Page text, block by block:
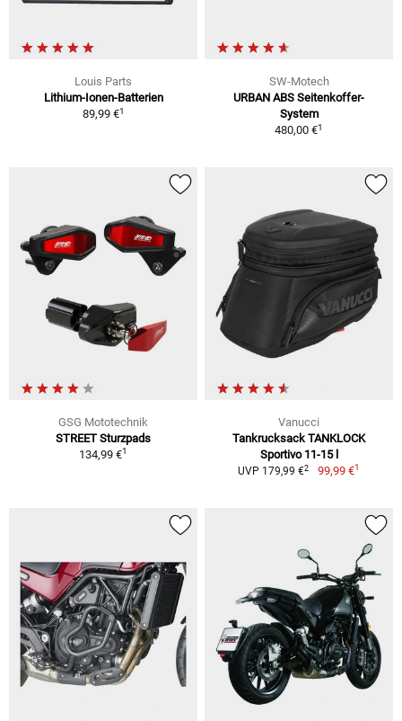
Louis Parts
Lithium-Ionen-Batterien
89,99 €1
SW-Motech
URBAN ABS Seitenkoffer-
System
480,00 €1
GSG Mototechnik
STREET Sturzpads
134,99 €1
Vanucci
Tankrucksack TANKLOCK
Sportivo 11-15 l
UVP 179,99 €2 99,99 €1